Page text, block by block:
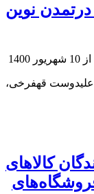
نوین
10 شهریور 1400
علیدوست قهفرخی،
کالاهای